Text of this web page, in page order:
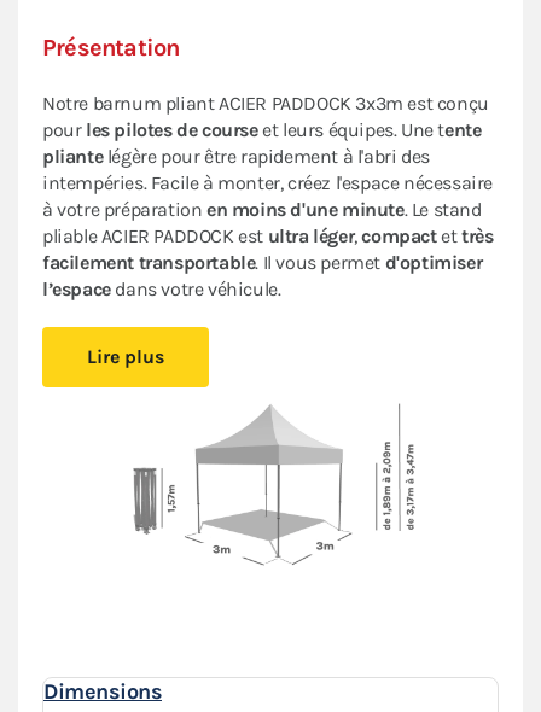
Présentation
Notre barnum pliant ACIER PADDOCK 3x3m est conçu
pour les pilotes de courseet leurs équipes. Une tente
pliantelégère pour être rapidement à l'abri des
intempéries. Facile à monter, créez l'espace nécessaire
à votre préparation en moins d'une minute. Le stand
pliable ACIER PADDOCK est ultra léger,compactettrès
facilement transportable. Il vous permet d'optimiser
l’espacedans votre véhicule.
100 % étancheen Oxford enduction PVC. Dotée d’une
armature en acier, elle est protégée par une
pour une meilleure tenue dans le temps.
Ce barnum pliant bénéficie d’unexcellent rapport
qualité/prix . Il vous suivra dans toutes vos
compétitions : auto, moto, kart, enduro, motocross…
Les stands racing paddock s'assemblent, se modulent
Lire plus
Dimensions